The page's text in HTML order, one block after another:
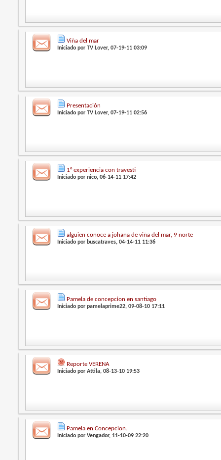
Viña del mar
Iniciado porTV Lover, 07-19-11 03:09
Presentación
Iniciado porTV Lover, 07-19-11 02:56
1° experiencia con travesti
Iniciado pornico, 06-14-11 17:42
alguien conoce a johana de viña del mar, 9 norte
Iniciado por buscatraves, 04-14-11 11:36
Pamela de concepcion en santiago
Iniciado porpamelaprime22, 09-08-10 17:11
Reporte VERENA
Iniciado porAttila, 08-13-10 19:53
Pamela en Concepcion.
Iniciado porVengador, 11-10-09 22:20